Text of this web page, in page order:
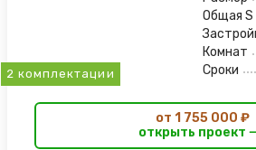
2 комплектации
Общая S
Комнат
Сроки
от 1 755 000 ₽
открыть